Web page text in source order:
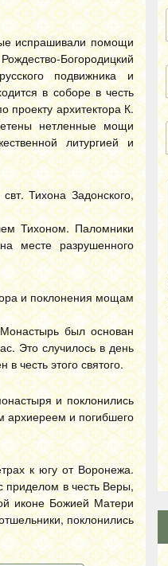
испрашивали помощи
Богородицкий
подвижника и
в соборе в честь
архитектора К.
нетленные мощи
литургией и
Тихона Задонского,
Тихоном. Паломники
месте разрушенного
и поклонения мощам
был основан
Это случилось в день
честь этого святого.
и поклонились
архиереем и погибшего
к югу от Воронежа.
приделом в честь Веры,
иконе Божией Матери
поклонились